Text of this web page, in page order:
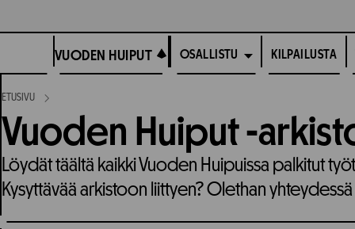
suoraan
VUODEN HUIPUT
VUODEN HUIPUT OSALLISTU KILPAILUSTA
ETUSIVU
Vuoden Huiput -
Löydät täältä kaikki Vuoden Huipuissa palkitut
Kysyttävää arkistoon liittyen? Olethan